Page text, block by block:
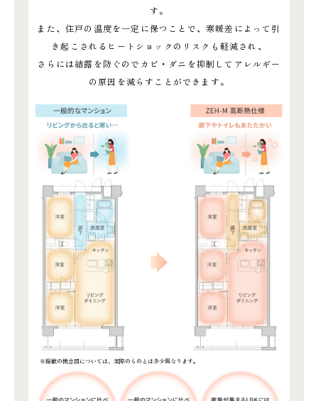
す。
また、住戸の温度を一定に保つことで、寒暖差によって引
き起こされるヒートショックのリスクも軽減され、
さらには結露を防ぐのでカビ・ダニを抑制してアレルギー
の原因を減らすことができます。
※掲載の概念図については、実際のものとは多少異なります。